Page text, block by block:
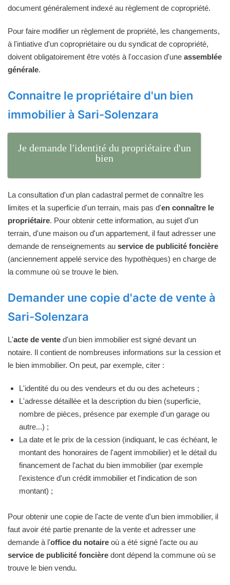
document généralement indexé au règlement de copropriété.
Pour faire modifier un règlement de propriété, les changements,
à l'intiative d'un copropriétaire ou du syndicat de copropriété,
doivent obligatoirement être votés à l'occasion d'une assemblée
générale.
Connaitre le propriétaire d'un bien
immobilier à Sari-Solenzara
Je demande l'identité du propriétaire d'un
bien
La consultation d'un plan cadastral permet de connaître les
limites et la superficie d'un terrain, mais pas d'en connaître le
propriétaire. Pour obtenir cette information, au sujet d'un
terrain, d'une maison ou d'un appartement, il faut adresser une
demande de renseignements au service de publicité foncière
(anciennement appelé service des hypothèques) en charge de
la commune où se trouve le bien.
Demander une copie d'acte de vente à
Sari-Solenzara
L'acte de vente d'un bien immobilier est signé devant un
notaire. Il contient de nombreuses informations sur la cession et
le bien immobilier. On peut, par exemple, citer :
L'identité du ou des vendeurs et du ou des acheteurs ;
L'adresse détaillée et la description du bien (superficie,
nombre de pièces, présence par exemple d'un garage ou
autre...) ;
La date et le prix de la cession (indiquant, le cas échéant, le
montant des honoraires de l'agent immobilier) et le détail du
financement de l'achat du bien immobilier (par exemple
l'existence d'un crédit immobilier et l'indication de son
montant) ;
Pour obtenir une copie de l'acte de vente d'un bien immobilier, il
faut avoir été partie prenante de la vente et adresser une
demande à l'office du notaire où a été signé l'acte ou au
service de publicité foncière dont dépend la commune où se
trouve le bien vendu.